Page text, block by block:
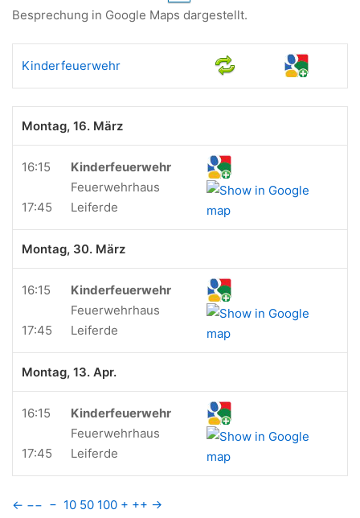
Besprechung in Google Maps dargestellt.
Kinderfeuerwehr
Montag, 16. März
16:15
17:45
Kinderfeuerwehr
Feuerwehrhaus
Leiferde
Montag, 30. März
16:15
17:45
Kinderfeuerwehr
Feuerwehrhaus
Leiferde
Montag, 13. Apr.
16:15
17:45
Kinderfeuerwehr
Feuerwehrhaus
Leiferde
← −− − 10 50 100 + ++ →